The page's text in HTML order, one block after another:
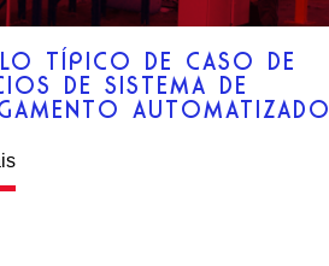
TÍPICO DE CASO DE
DE SISTEMA DE
AUTOMATIZADO